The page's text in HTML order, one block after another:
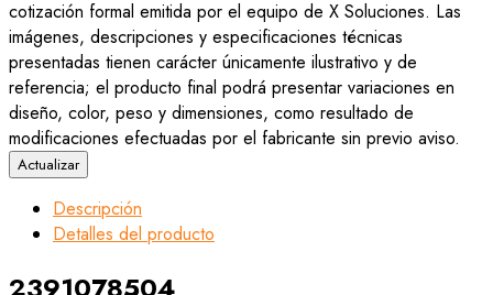
cotización formal emitida por el equipo de X Soluciones. Las
imágenes, descripciones y especificaciones técnicas
presentadas tienen carácter únicamente ilustrativo y de
referencia; el producto final podrá presentar variaciones en
diseño, color, peso y dimensiones, como resultado de
modificaciones efectuadas por el fabricante sin previo aviso.
Descripción
Detalles del producto